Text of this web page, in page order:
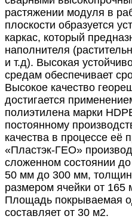
растяжении модуля в
плоскости образуется
каркас, который
наполнителя
и т.д). Высокая
средам обеспечивает
Высокое качество
достигается
полиэтилена марки
постоянному
качества в процессе её
«Пластэк-ГЕО»
сложенном состоянии
50 мм до 300 мм,
размером ячейки от
Площадь покрываемая
составляет от 30 м2.